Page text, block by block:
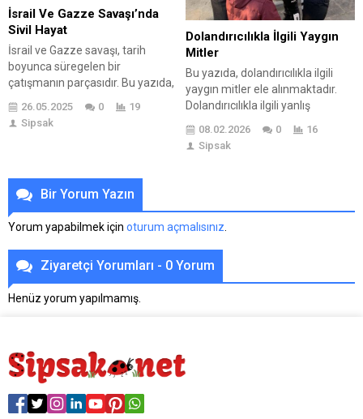
Faydaları: Zekayı Geliştirme...
İsrail Ve Gazze Savaşı’nda
Sivil Hayat
İsrail ve Gazze savaşı, tarih
boyunca süregelen bir
çatışmanın parçasıdır. Bu yazıda,
İsrail ve Gazze’deki savaşın
tarihsel süreci, sivil hayat
üzerindeki etkileri ve Gazze’deki
derinden etkileyerek gündelik
yaşamlarını zorlaştırmış, sağlık,
eğitim ve ekonomik durumları
olumsuz etkilemiştir. Ayrıca,
yanıtları ve çözüm...
26.05.2025 0
19
Sipsak
Dolandırıcılıkla İlgili Yaygın
Mitler
Bu yazıda, dolandırıcılıkla ilgili
yaygın mitler ele alınmaktadır.
Dolandırıcılıkla ilgili yanlış
kurbanı olma risklerini artırabilir.
Dolandırıcılıkla ilgili belirtiler ve
korunma yöntemleri de
açıklanmakta; bu yöntemler
arasında bilinçli
davranma ve doğru önlemler
08.02.2026 0
16
Sipsak
Bir Yorum Yazın
Yorum yapabilmek için oturum açmalısınız
Ziyaretçi Yorumları - 0 Yorum
Henüz yorum yapılmamış.